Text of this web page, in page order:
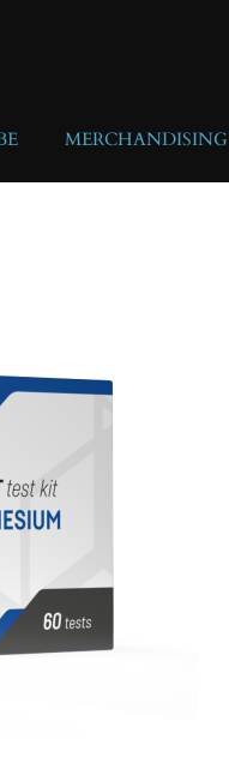
MERCHANDISING